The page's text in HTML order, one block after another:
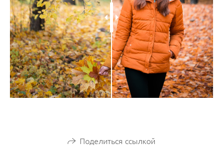
Поделиться ссылкой